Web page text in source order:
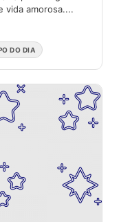
vida amorosa....
DO DIA